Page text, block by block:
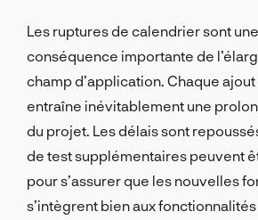
Les ruptures de calendrier sont
conséquence importante de
champ d’application. Chaque
entraîne inévitablement une
du projet. Les délais sont
de test supplémentaires peuvent
pour s’assurer que les nouvelles
s’intègrent bien aux